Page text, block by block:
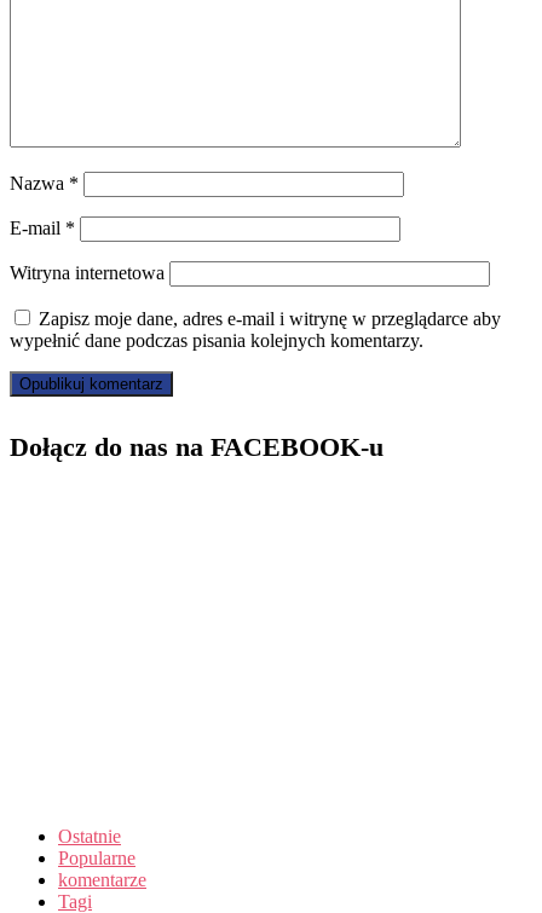
Nazwa *
E-mail *
Witryna internetowa
Zapisz moje dane, adres e-mail i witrynę w przeglądarce aby
wypełnić dane podczas pisania kolejnych komentarzy.
Dołącz do nas na FACEBOOK-u
Ostatnie
Popularne
komentarze
Tagi